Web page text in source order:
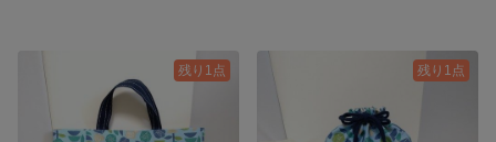
残り1点 残り1点